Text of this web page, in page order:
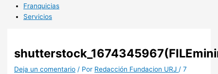
Franquicias
Servicios
Deja un comentario / Por Redacción Fundacion URJ /7